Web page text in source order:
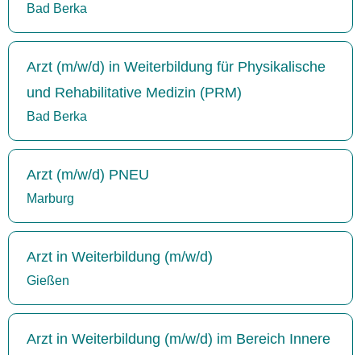
Bad Berka
Arzt (m/w/d) in Weiterbildung für Physikalische
und Rehabilitative Medizin (PRM)
Bad Berka
Arzt (m/w/d) PNEU
Marburg
Arzt in Weiterbildung (m/w/d)
Gießen
Arzt in Weiterbildung (m/w/d) im Bereich Innere